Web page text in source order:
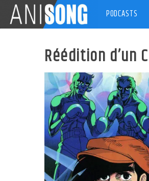
content
PODCASTS
Réédition d’un